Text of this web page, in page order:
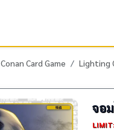
Conan Card Game Lighting
จอ